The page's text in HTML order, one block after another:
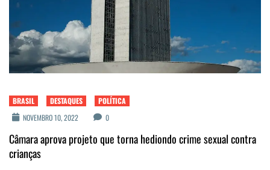
BRASIL DESTAQUES
POLÍTICA
NOVEMBRO 10, 2022
0
Câmara aprova projeto que torna hediondo crime sexual contra
crianças